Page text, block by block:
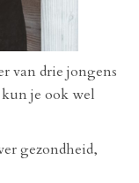
van drie jongens
je ook wel
gezondheid,